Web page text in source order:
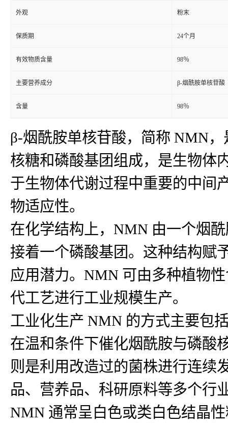
外观 粉末
保质期 24个月
有效物质含量 98％
主要营养成分 β-烟酰胺单核苷酸
含量 98％
β-烟酰胺单核苷酸，简称 NMN
核糖和磷酸基团组成，是生物体
于生物体代谢过程中重要的中间
物适应性。
在化学结构上，NMN 由一个烟
接着一个磷酸基团。这种结构赋
应用潜力。NMN 可由多种植物
代工艺进行工业规模生产。
工业化生产 NMN 的方式主要包
在温和条件下催化烟酰胺与磷酸
则是利用改造过的菌株进行连续
品、营养品、科研原料等多个行
NMN 通常呈白色或类白色结晶